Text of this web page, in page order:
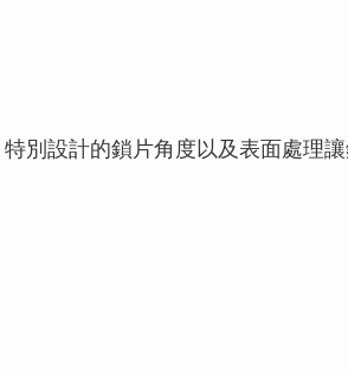
別設計的鎖片角度以及表面處理